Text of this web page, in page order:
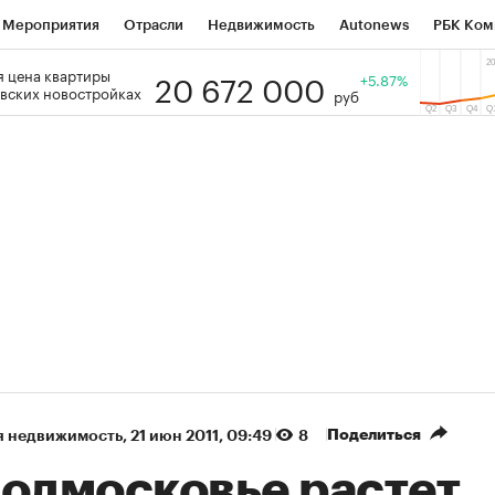
Мероприятия Отрасли Недвижимость Autonews РБК
РБК Образование Тренды
цена квартиры
новостройках
20 672 000 руб
+5.87%
недвижимость⁠, 21 июн 2011, 09:49 8 Поделиться